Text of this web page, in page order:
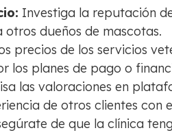
Investiga la reputación
otros dueños de mascotas.
precios de los servicios
los planes de pago o
las valoraciones en
de otros clientes con
de que la clínica